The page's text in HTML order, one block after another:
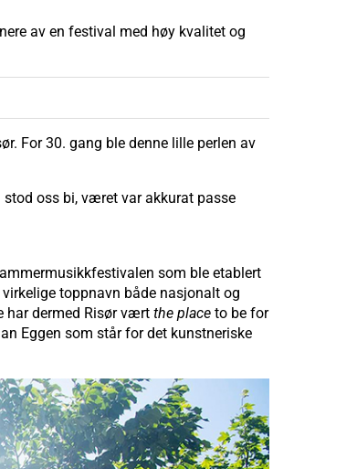
av en festival med høy kvalitet og
For 30. gang ble denne lille perlen av
stod oss bi, været var akkurat passe
som ble etablert
toppnavn både nasjonalt og
har dermed Risør vært the place to be for
Eggen som står for det kunstneriske